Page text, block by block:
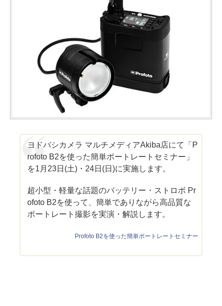
ヨドバシカメラ マルチメディアAkiba店にて「P
rofoto B2を使った簡単ポートレートセミナー」
を1月23日(土)・24日(日)に実施します。
超小型・軽量な話題のバッテリー・ストロボ Pr
ofoto B2を使って、簡単でありながら高品質な
ポートレート撮影を実演・解説します。
Profoto B2を使った簡単ポートレートセミナー